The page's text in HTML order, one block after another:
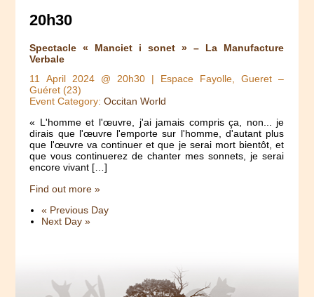
20h30
Spectacle « Manciet i sonet » – La Manufacture
Verbale
11 April 2024 @ 20h30| Espace Fayolle, Gueret –
Guéret (23)
Event Category:Occitan World
« L'homme et l'œuvre, j'ai jamais compris ça, non... je
dirais que l'œuvre l'emporte sur l'homme, d'autant plus
que l'œuvre va continuer et que je serai mort bientôt, et
que vous continuerez de chanter mes sonnets, je serai
encore vivant […]
Find out more »
« Previous Day
Next Day»